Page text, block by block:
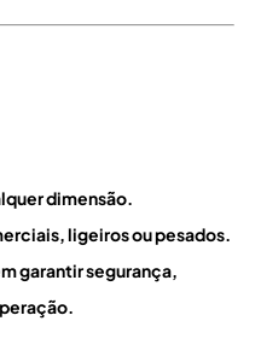
dimensão.
ligeiros ou pesados.
garantir segurança,